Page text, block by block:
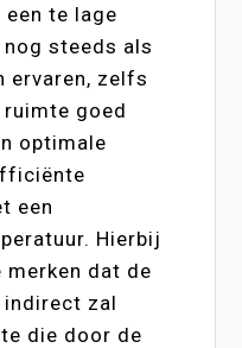
een te lage
steeds als
ervaren, zelfs
goed
optimale
een
Hierbij
dat de
zal
die door de